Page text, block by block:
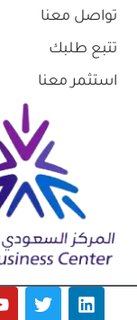
تواصل معنا
تتبع طلبك
استثمر معنا